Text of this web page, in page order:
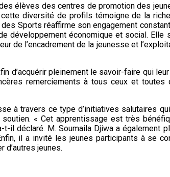
élèves des centres de promotion des
diversité de profils témoigne de la
Sports réaffirme son engagement
économique et social. Elle
de l’encadrement de la jeunesse et
d’acquérir pleinement le savoir-faire qui
remerciements à tous ceux et toutes
à travers ce type d’initiatives salutaires
« Cet apprentissage est très
déclaré. M. Soumaila Djiwa a également
il a invité les jeunes participants à se
d’autres jeunes.